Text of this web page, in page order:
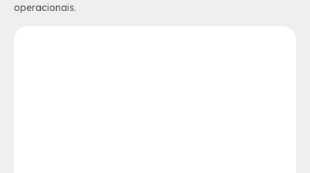
operacionais.